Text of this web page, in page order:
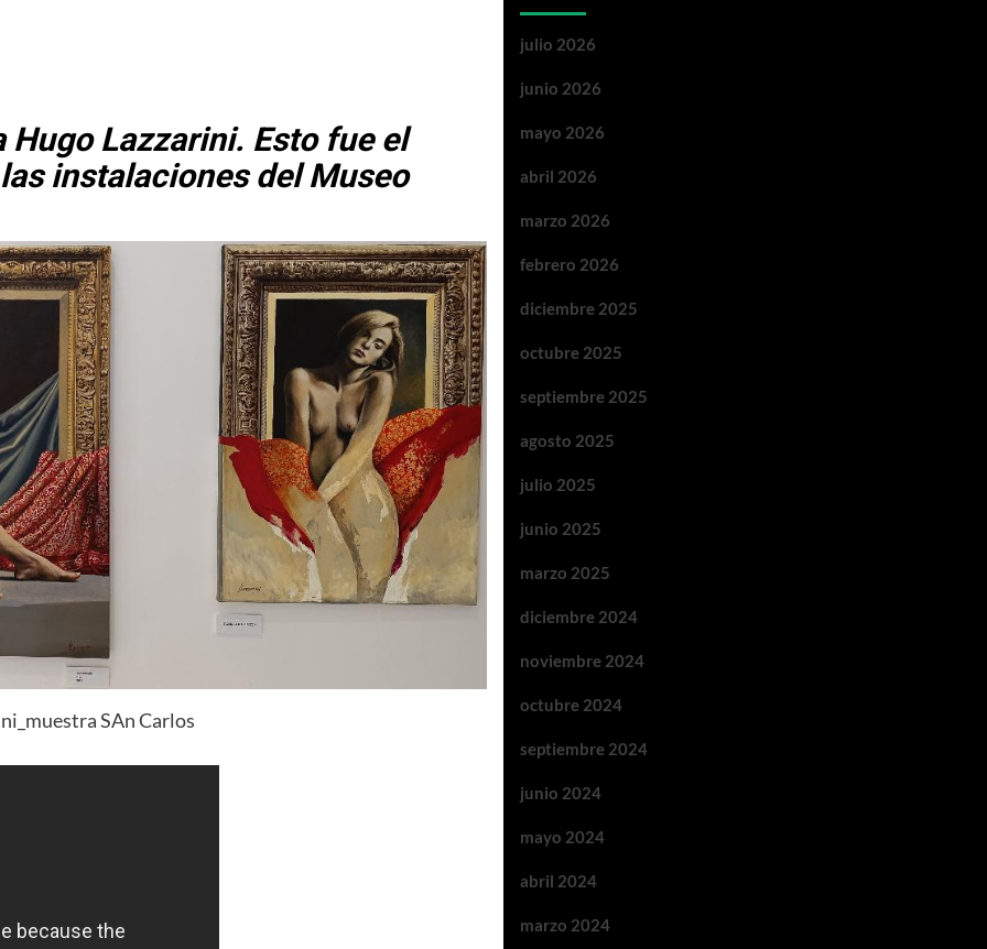
Lazzarini. Esto fue el
instalaciones del Museo
SAn Carlos
julio 2026
junio 2026
mayo 2026
abril 2026
marzo 2026
febrero 2026
diciembre 2025
octubre 2025
septiembre 2025
agosto 2025
julio 2025
junio 2025
marzo 2025
diciembre 2024
noviembre 2024
octubre 2024
septiembre 2024
junio 2024
mayo 2024
abril 2024
marzo 2024